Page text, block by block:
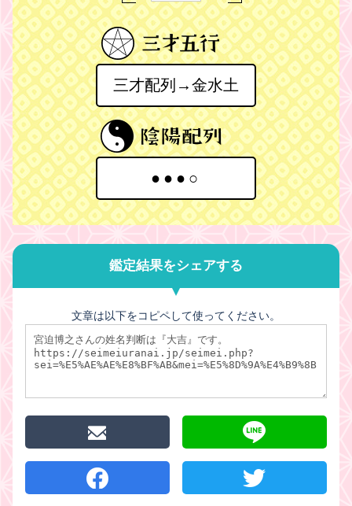
三才配列→金水土
●●●○
鑑定結果をシェアする
文章は以下をコピペして使ってください。